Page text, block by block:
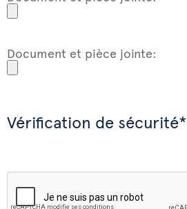
Document et pièce jointe:
Vérification de sécurité*